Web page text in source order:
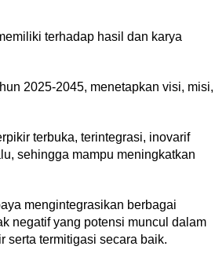
terhadap hasil dan karya
2025-2045, menetapkan visi, misi,
terbuka, terintegrasi, inovarif
sehingga mampu meningkatkan
mengintegrasikan berbagai
negatif yang potensi muncul dalam
serta termitigasi secara baik.